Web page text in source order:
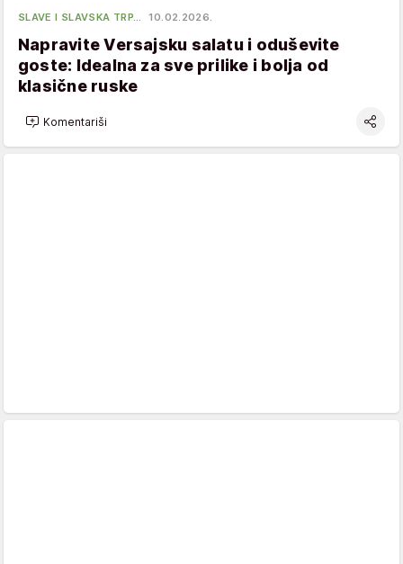
SLAVE I SLAVSKA TRP… 10.02.2026.
Napravite Versajsku salatu i oduševite
goste: Idealna za sve prilike i bolja od
klasične ruske
Komentariši